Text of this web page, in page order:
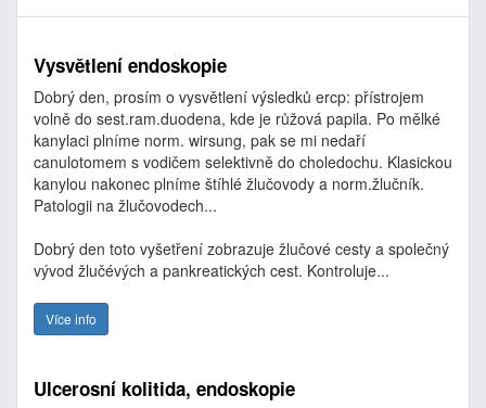
Vysvětlení endoskopie
Dobrý den, prosím o vysvětlení výsledků ercp: přístrojem
volně do sest.ram.duodena, kde je růžová papila. Po mělké
kanylaci plníme norm. wirsung, pak se mi nedaří
canulotomem s vodičem selektivně do choledochu. Klasickou
kanylou nakonec plníme štíhlé žlučovody a norm.žlučník.
Patologii na žlučovodech...
Dobrý den toto vyšetření zobrazuje žlučové cesty a společný
vývod žlučévých a pankreatických cest. Kontroluje...
Více info
Ulcerosní kolitida, endoskopie